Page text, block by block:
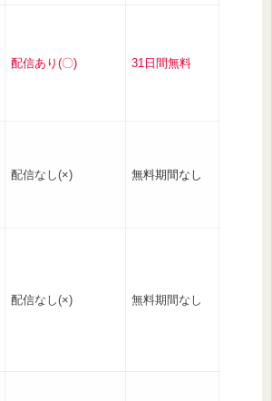
配信あり(〇) 31日間無料
配信なし(×) 無料期間なし
配信なし(×) 無料期間なし